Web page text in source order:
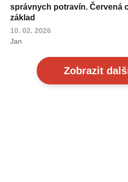
správnych potravín. Červená
základ
10. 02. 2026
Jan
Zobrazit